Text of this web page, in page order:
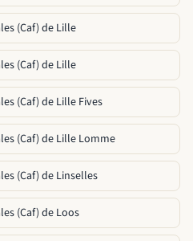
(Caf) de Lille
(Caf) de Lille
(Caf) de Lille Fives
(Caf) de Lille Lomme
(Caf) de Linselles
(Caf) de Loos